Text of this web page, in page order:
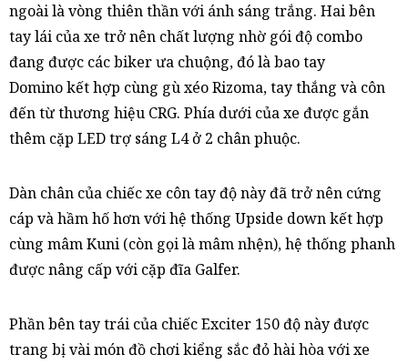
ngoài là vòng thiên thần với ánh sáng trắng. Hai bên
tay lái của xe trở nên chất lượng nhờ gói độ combo
đang được các biker ưa chuộng, đó là bao tay
Domino kết hợp cùng gù xéo Rizoma, tay thắng và côn
đến từ thương hiệu CRG. Phía dưới của xe được gắn
thêm cặp LED trợ sáng L4 ở 2 chân phuộc.
Dàn chân của chiếc xe côn tay độ này đã trở nên cứng
cáp và hầm hố hơn với hệ thống Upside down kết hợp
cùng mâm Kuni (còn gọi là mâm nhện), hệ thống phanh
được nâng cấp với cặp đĩa Galfer.
Phần bên tay trái của chiếc Exciter 150 độ này được
trang bị vài món đồ chơi kiểng sắc đỏ hài hòa với xe